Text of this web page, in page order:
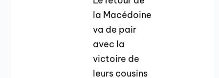
la Macédoine
va de pair
avec la
victoire de
leurs cousins